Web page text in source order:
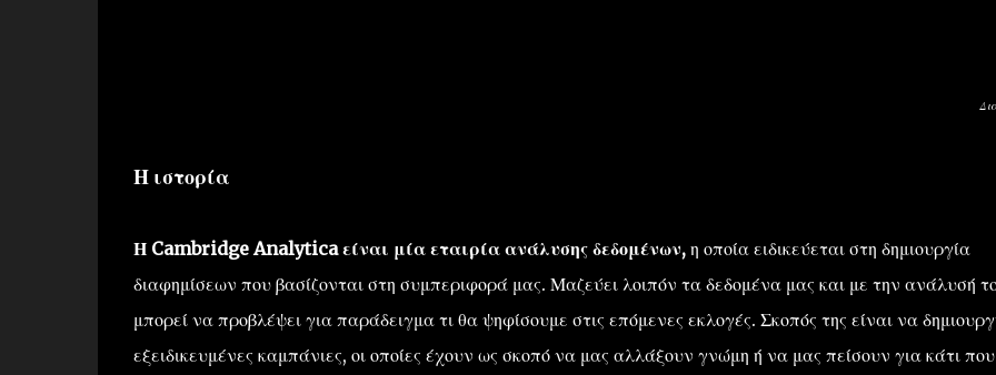
Η ιστορία
Η Cambridge Analytica είναι μία εταιρία ανάλυσης δεδομένων, η οποία ειδικεύεται στη δημιουργία
διαφημίσεων που βασίζονται στη συμπεριφορά μας. Μαζεύει λοιπόν τα δεδομένα μας και με την ανάλυσή
μπορεί να προβλέψει για παράδειγμα τι θα ψηφίσουμε στις επόμενες εκλογές. Σκοπός της είναι να
εξειδικευμένες καμπάνιες, οι οποίες έχουν ως σκοπό να μας αλλάξουν γνώμη ή να μας πείσουν για κάτι